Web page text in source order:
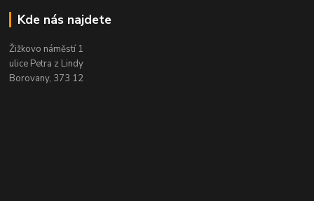
Kde nás najdete
Žižkovo náměstí 1
ulice Petra z Lindy
Borovany, 373 12